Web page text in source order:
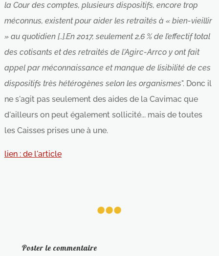
la Cour des comptes, plusieurs dispositifs, encore trop
méconnus, existent pour aider les retraités à « bien-vieillir
» au quotidien [..].En 2017, seulement 2,6 % de l’effectif total
des cotisants et des retraités de l'Agirc-Arrco y ont fait
appel par méconnaissance et manque de lisibilité de ces
dispositifs très hétérogènes selon les organismes". Donc il
ne s'agit pas seulement des aides de la Cavimac que
d'ailleurs on peut également sollicité... mais de toutes
les Caisses prises une à une.
lien : de l'article
...
Poster le commentaire